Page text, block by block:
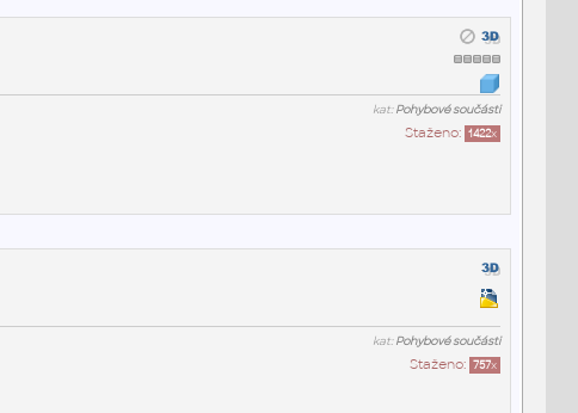
kat:Pohybové součásti
Staženo: 1422x
kat:Pohybové součásti
Staženo: 757x